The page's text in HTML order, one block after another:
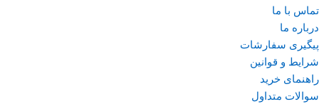
تماس با ما
درباره ما
پیگیری سفارشات
شرایط و قوانین
راهنمای خرید
سوالات متداول